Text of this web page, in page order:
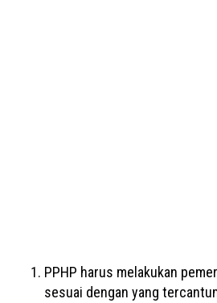
PPHP harus melakukan
sesuai dengan yang